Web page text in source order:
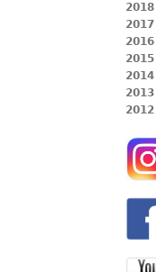
2018
2017
2016
2015
2014
2013
2012